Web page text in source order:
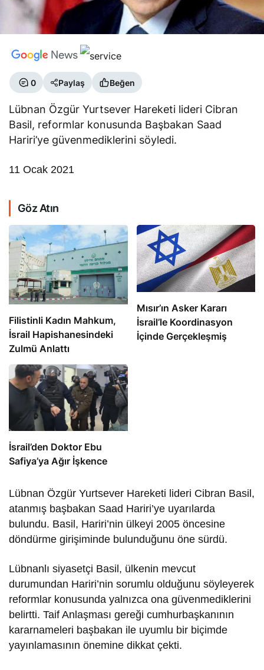
0 Paylaş Beğen
Lübnan Özgür Yurtsever Hareketi lideri Cibran
Basil, reformlar konusunda Başbakan Saad
Hariri’ye güvenmediklerini söyledi.
11 Ocak 2021
Göz Atın
Filistinli Kadın Mahkum,
İsrail Hapishanesindeki
Zulmü Anlattı
Mısır’ın Asker Kararı
İsrail’le Koordinasyon
İçinde Gerçekleşmiş
İsrail’den Doktor Ebu
Safiya’ya Ağır İşkence
Lübnan Özgür Yurtsever Hareketi lideri Cibran Basil,
atanmış başbakan Saad Hariri’ye uyarılarda
bulundu. Basil, Hariri’nin ülkeyi 2005 öncesine
döndürme girişiminde bulunduğunu öne sürdü.
Lübnanlı siyasetçi Basil, ülkenin mevcut
durumundan Hariri’nin sorumlu olduğunu söyleyerek
reformlar konusunda yalnızca ona güvenmediklerini
belirtti. Taif Anlaşması gereği cumhurbaşkanının
kararnameleri başbakan ile uyumlu bir biçimde
yayınlamasının önemine dikkat çekti.